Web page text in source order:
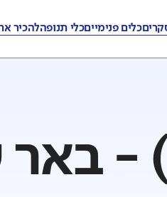
כלים פנימייםכלי תנופהלהכיר
-